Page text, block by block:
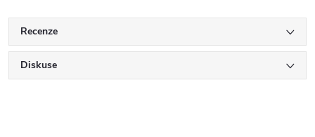
Recenze
Diskuse